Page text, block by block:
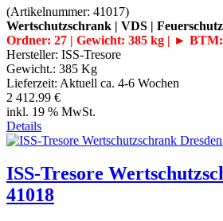
(Artikelnummer: 41017)
Wertschutzschrank | VDS | Feuerschutz
Ordner: 27 | Gewicht: 385 kg | ►
Hersteller: ISS-Tresore
Gewicht.: 385 Kg
Lieferzeit: Aktuell ca. 4-6 Wochen
2 412.99 €
inkl. 19 % MwSt.
Details
ISS-Tresore
41018